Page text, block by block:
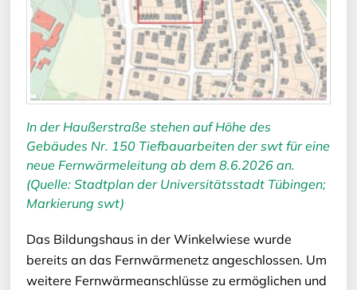
In der Haußerstraße stehen auf Höhe des
Gebäudes Nr. 150 Tiefbauarbeiten der swt für eine
neue Fernwärmeleitung ab dem 8.6.2026 an.
(Quelle: Stadtplan der Universitätsstadt Tübingen;
Markierung swt)
Das Bildungshaus in der Winkelwiese wurde
bereits an das Fernwärmenetz angeschlossen. Um
weitere Fernwärmeanschlüsse zu ermöglichen und